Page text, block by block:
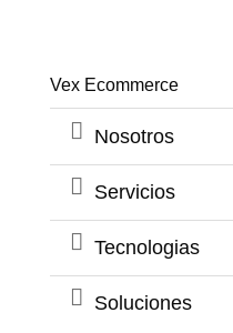
Vex Ecommerce
Nosotros
Servicios
Tecnologias
Soluciones